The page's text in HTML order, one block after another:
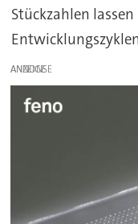
Stückzahlen
ANZEIGE